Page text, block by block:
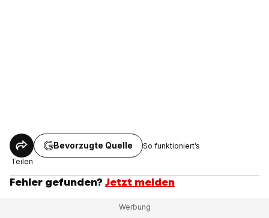
Teilen
Bevorzugte Quelle So funktioniert’s
Fehler gefunden? Jetzt melden